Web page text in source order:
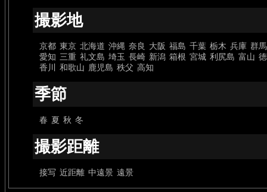
撮影地
京都 東京 北海道 沖縄 奈良 大阪 福島 千葉 栃木 兵庫 群馬
愛知 三重 礼文島 埼玉 長崎 新潟 箱根 宮城 利尻島 富山
香川
和歌山 鹿児島 秩父 高知
季節
春 夏 秋 冬
撮影距離
接写 近距離 中遠景 遠景